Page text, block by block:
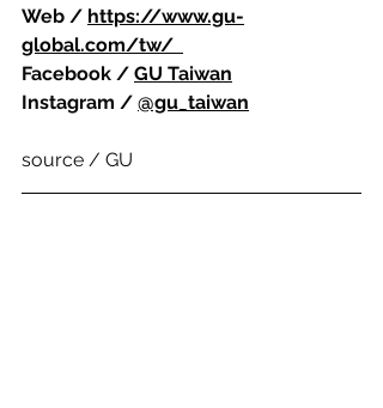
Web / https://www.gu-
global.com/tw/
Facebook / GU Taiwan
Instagram / @gu_taiwan
source / GU